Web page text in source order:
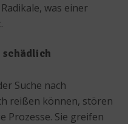
was einer
schädlich
Suche nach
reißen können, stören
Prozesse. Sie greifen